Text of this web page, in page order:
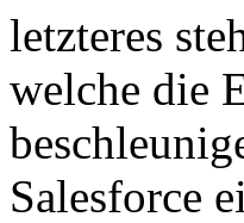
letzteres
welche die
Salesforce